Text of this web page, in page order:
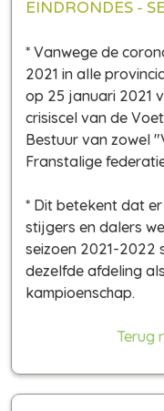
EINDRONDES -
* Vanwege de
2021 in alle
op 25 januari 2021
crisiscel van de
Bestuur van zowel
Franstalige
* Dit betekent dat
stijgers en dalers
seizoen 2021-2022
dezelfde afdeling
kampioenschap.
Terug